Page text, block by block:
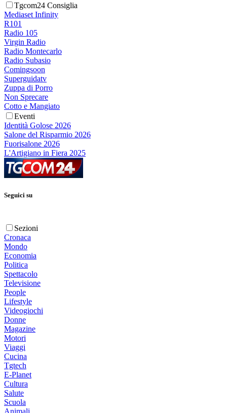
Tgcom24 Consiglia
Mediaset Infinity
R101
Radio 105
Virgin Radio
Radio Montecarlo
Radio Subasio
Comingsoon
Superguidatv
Zuppa di Porro
Non Sprecare
Cotto e Mangiato
Eventi
Identità Golose 2026
Salone del Risparmio 2026
Fuorisalone 2026
L'Artigiano in Fiera 2025
Seguici su
Sezioni
Cronaca
Mondo
Economia
Politica
Spettacolo
Televisione
People
Lifestyle
Videogiochi
Donne
Magazine
Motori
Viaggi
Cucina
Tgtech
E-Planet
Cultura
Salute
Scuola
Animali